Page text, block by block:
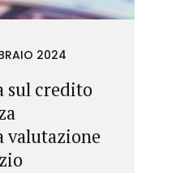
2024
sul credito
valutazione